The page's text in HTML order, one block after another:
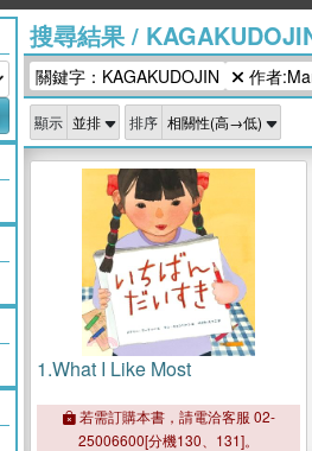
搜尋結果/
關鍵字：KAGAKUDOJIN 作者
顯示 排序
1.What I Like Most
若需訂購本書，請電洽客服 02-
25006600[分機130、131]。